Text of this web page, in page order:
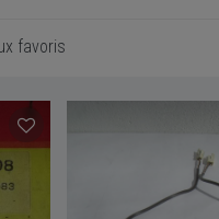
favoris